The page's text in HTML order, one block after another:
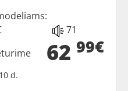
71
62 99€
d.